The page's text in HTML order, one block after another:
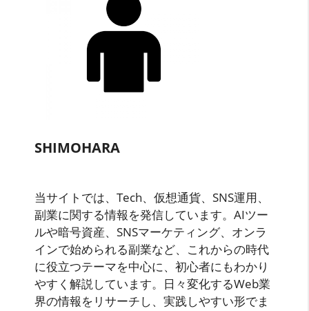
SHIMOHARA
当サイトでは、Tech、仮想通貨、SNS運用、
副業に関する情報を発信しています。AIツー
ルや暗号資産、SNSマーケティング、オンラ
インで始められる副業など、これからの時代
に役立つテーマを中心に、初心者にもわかり
やすく解説しています。日々変化するWeb業
界の情報をリサーチし、実践しやすい形でま